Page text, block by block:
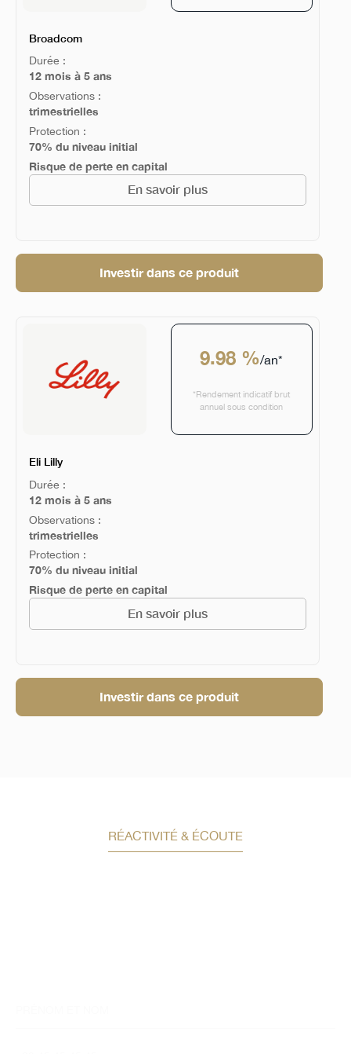
Broadcom
Durée :
12 mois à 5 ans
Observations :
trimestrielles
Protection :
70% du niveau initial
Risque de perte en capital
En savoir plus
Investir dans ce produit
9.98 %/an*
*Rendement indicatif brut
annuel sous condition
Eli Lilly
Durée :
12 mois à 5 ans
Observations :
trimestrielles
Protection :
70% du niveau initial
Risque de perte en capital
En savoir plus
Investir dans ce produit
RÉACTIVITÉ & ÉCOUTE